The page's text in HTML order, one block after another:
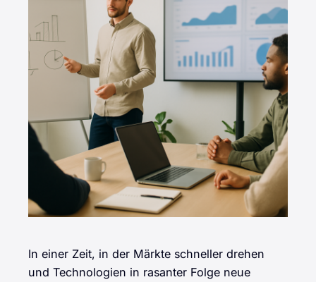
In einer Zeit, in der Märkte schneller drehen
und Technologien in rasanter Folge neue